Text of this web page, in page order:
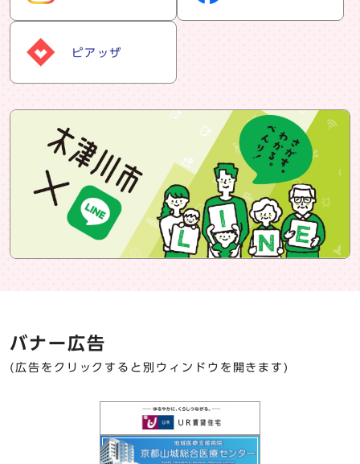
ピアッザ
snsバナー
バナー広告
(広告をクリックすると別ウィンドウを開きます)